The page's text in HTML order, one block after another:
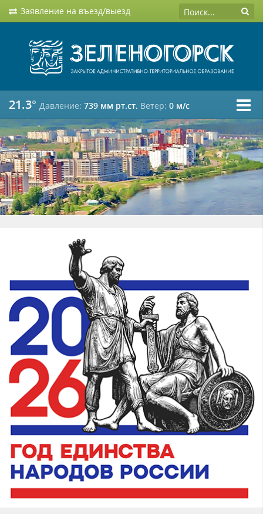
Заявление на въезд/выезд
21.3° Давление: 739 мм рт.ст. Ветер: 0 м/c